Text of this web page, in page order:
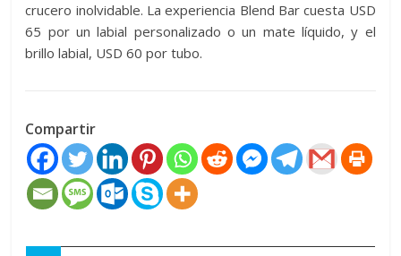
crucero inolvidable. La experiencia Blend Bar cuesta USD
65 por un labial personalizado o un mate líquido, y el
brillo labial, USD 60 por tubo.
Compartir